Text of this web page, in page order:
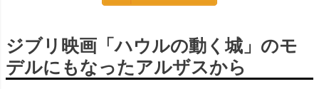
ジブリ映画「ハウルの動く城」のモ
デルにもなったアルザスから